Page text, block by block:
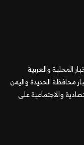
المحلية والعربية
محافظة الحديدة واليمن
والاجتماعية على